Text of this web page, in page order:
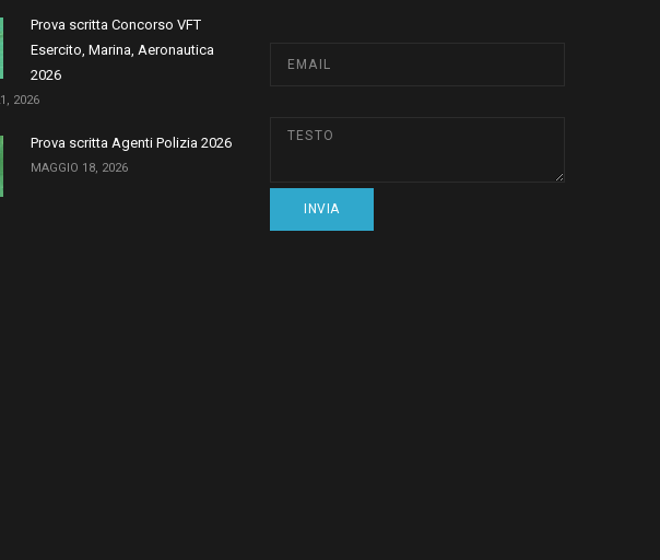
Prova scritta Concorso VFT
Esercito, Marina, Aeronautica
2026
2026
Prova scritta Agenti Polizia 2026
MAGGIO 18, 2026